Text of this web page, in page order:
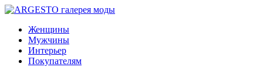
Женщины
Мужчины
Интерьер
Покупателям